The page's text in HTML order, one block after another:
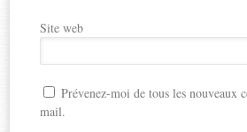
Site web
Prévenez-moi de tous les nouveaux
mail.